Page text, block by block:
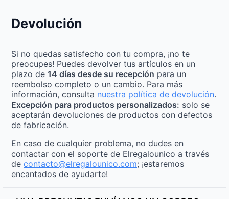
Devolución
Si no quedas satisfecho con tu compra, ¡no te
preocupes! Puedes devolver tus artículos en un
plazo de 14 días desde su recepción para un
reembolso completo o un cambio. Para más
información, consulta nuestra política de devolución.
Excepción para productos personalizados: solo se
aceptarán devoluciones de productos con defectos
de fabricación.
En caso de cualquier problema, no dudes en
contactar con el soporte de Elregalounico a través
de contacto@elregalounico.com; ¡estaremos
encantados de ayudarte!